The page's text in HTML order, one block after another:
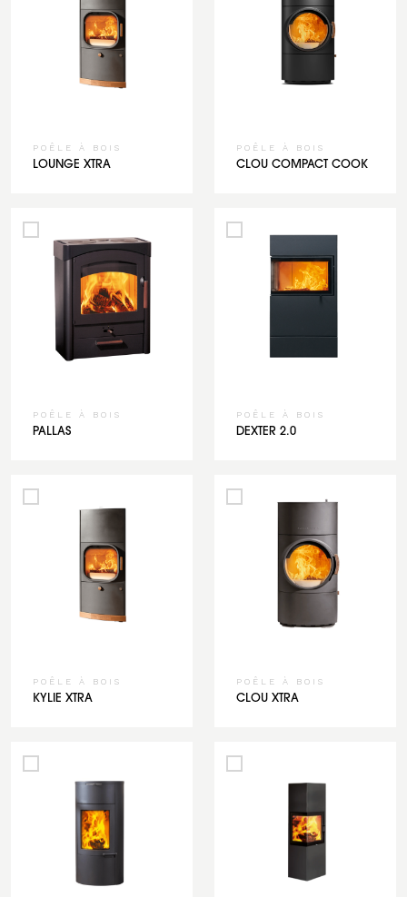
POÊLE À BOIS
LOUNGE XTRA
POÊLE À BOIS
CLOU COMPACT COOK
POÊLE À BOIS
PALLAS
POÊLE À BOIS
DEXTER 2.0
POÊLE À BOIS
KYLIE XTRA
POÊLE À BOIS
CLOU XTRA